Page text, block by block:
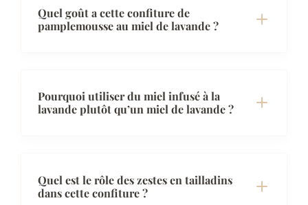
Quel goût a cette confiture de
pamplemousse au miel de lavande ?
Pourquoi utiliser du miel infusé à la
lavande plutôt qu’un miel de lavande ?
Quel est le rôle des zestes en tailladins
dans cette confiture ?